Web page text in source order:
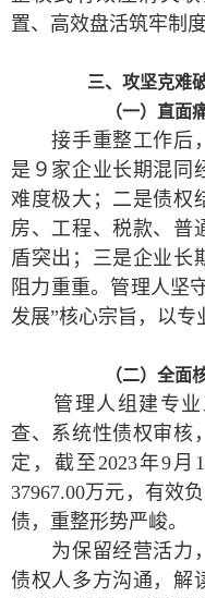
置、高效盘活筑牢制度
三、攻坚克难
（一）直面
接手重整工作后，
是９家企业长期混同
难度极大；二是债权
房、工程、税款、普
盾突出；三是企业长
阻力重重。管理人坚
发展”核心宗旨，以专
（二）全面
管理人组建专业
查、系统性债权审核
定，截至2023年9
37967.00万元，有效
债，重整形势严峻。
为保留经营活力，
债权人多方沟通，解